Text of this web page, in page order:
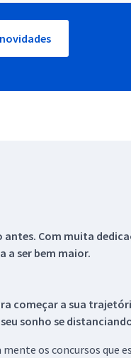
Com muita
a ser bem maior.
começar a sua
sonho se
os concursos que